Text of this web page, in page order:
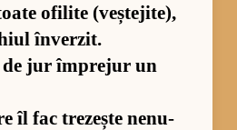
ofi­lite (veș­te­ji­te),
în­ver­zit.
de jur îm­pre­jur un
îl fac tre­zește ne­nu­